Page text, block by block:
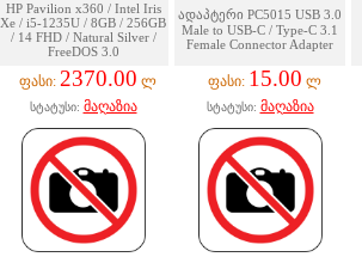
HP Pavilion x360 / Intel Iris
Xe / i5-1235U / 8GB / 256GB
/ 14 FHD / Natural Silver /
FreeDOS 3.0
ადაპტერი PC5015 USB 3.0
Male to USB-C / Type-C 3.1
Female Connector Adapter
ფასი: 2370.00 ლ ფასი: 15.00 ლ
სტატუსი: მაღაზია სტატუსი: მაღაზია